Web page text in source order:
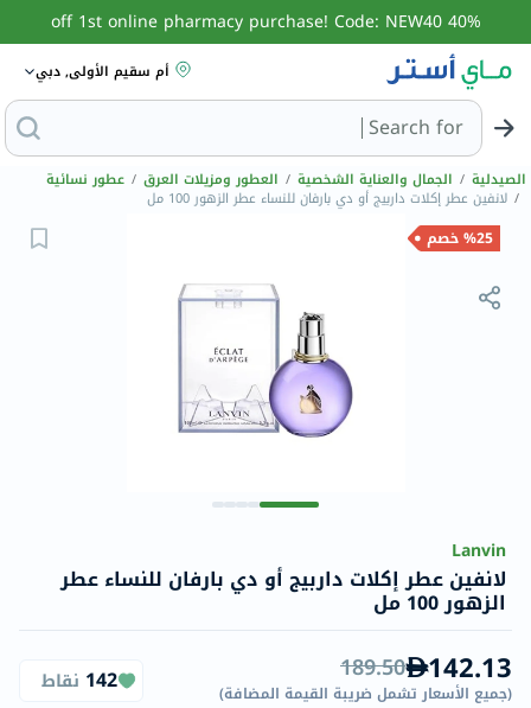
40% off 1st online pharmacy purchase! Code: NEW40
أم سقيم الأولى, دبي
Search forالبحث عن مزيل عرق
الصيدلية / الجمال والعناية الشخصية / العطور ومزيلات العرق / عطور نسائية
/ لانفين عطر إكلات داربيج أو دي بارفان للنساء عطر الزهور 100 مل
%25 خصم
Lanvin
لانفين عطر إكلات داربيج أو دي بارفان للنساء عطر
الزهور 100 مل
142.13
189.50
(جميع الأسعار تشمل ضريبة القيمة المضافة)
142 نقاط